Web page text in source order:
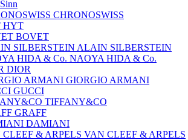
Sinn
CHRONOSWISS
HYT
BOVET
ALAIN SILBERSTEIN
NAOYA HIDA & Co.
DIOR
GIORGIO ARMANI
GUCCI
TIFFANY&CO
GRAFF
DAMIANI
VAN CLEEF & ARPELS